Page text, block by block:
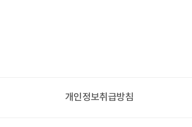
개인정보취급방침